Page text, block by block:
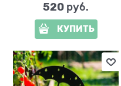
520 руб.
КУПИТЬ